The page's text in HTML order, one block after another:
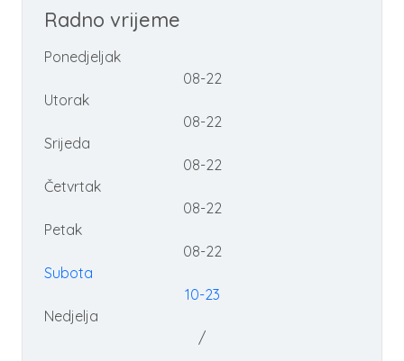
Radno vrijeme
Ponedjeljak
08-22
Utorak
08-22
Srijeda
08-22
Četvrtak
08-22
Petak
08-22
Subota
10-23
Nedjelja
/